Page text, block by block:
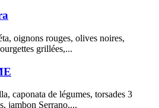
oignons rouges, olives noires,
grillées,...
caponata de légumes, torsades 3
jambon Serrano,...